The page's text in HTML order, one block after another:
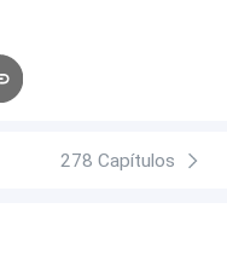
278 Capítulos